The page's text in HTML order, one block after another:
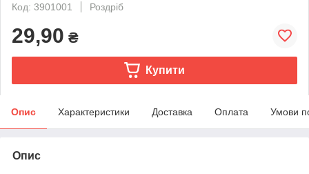
Код: 3901001
Роздріб
29,90 ₴
Купити
Опис Характеристики Доставка Оплата Умови
Опис